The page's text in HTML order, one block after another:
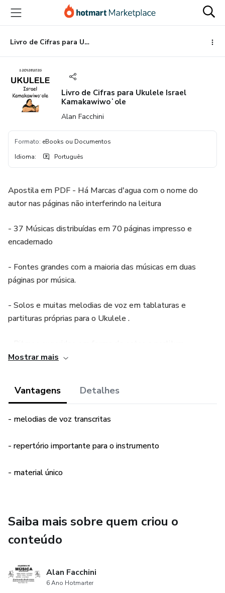
para
conteúdo
principal
para
pagamento
para
rodapé
Livro de Cifras para Ukulele Israel Kamakawiwoʻole
Livro de Cifras para Ukulele Israel
Kamakawiwoʻole
Alan Facchini
Formato: eBooks ou Documentos
Idioma: Português
Apostila em PDF - Há Marcas d'agua com o nome do
autor nas páginas não interferindo na leitura
- 37 Músicas distribuídas em 70 páginas impresso e
encadernado
- Fontes grandes com a maioria das músicas em duas
páginas por música.
- Solos e muitas melodias de voz em tablaturas e
partituras próprias para o Ukulele .
- Lista de Músicas nas imagens em anexo
World - Starting All Over Again - Take Me Home Country
? - White Sandy Beach - Wind Beneath My Wings / He
Lover Of Mine - Sea of Love - Star Of Gladness - Tengoku
Kara Kaminari (thunder From Heaven) - 'Ama'Ama - Ahi
There Warren - Johnny Mahoe - Ka Huila Wai - Ka Na'i
Aupuni - Ka Pua U'i - Kainoa - Kamalani - Panini Pua Kea -
Mostrar mais
Vantagens Detalhes
- melodias de voz transcritas
- repertório importante para o instrumento
- material único
Saiba mais sobre quem criou o
conteúdo
Alan Facchini
6 Ano Hotmarter